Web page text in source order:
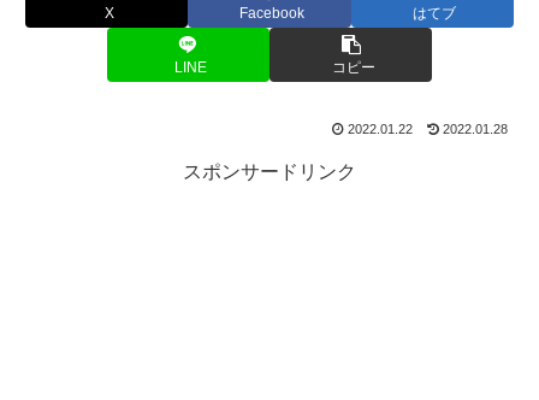
X Facebook はてブ
LINE コピー
2022.01.22 2022.01.28
スポンサードリンク